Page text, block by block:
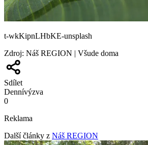
t-wkKipnLHbKE-unsplash
Zdroj: Náš REGION | Všude doma
Sdílet
Dennívýzva
0
Reklama
Další články z Náš REGION